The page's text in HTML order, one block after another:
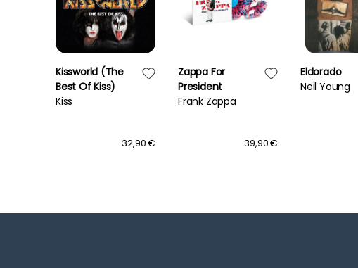
Kissworld (The
Best Of Kiss)
Kiss
32,90 €
Zappa For
President
Frank Zappa
39,90 €
Eldorado
Neil Young